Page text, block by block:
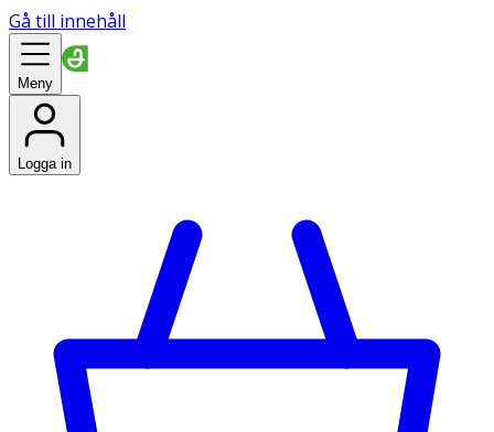
Gå till innehåll
Meny
Logga in